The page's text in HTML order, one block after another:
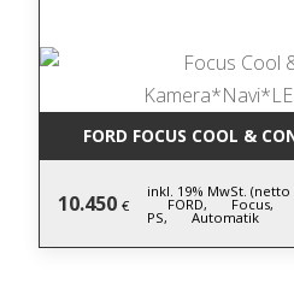
FORD FOCUS COOL &
10.450 €
inkl. 19% MwSt. (netto
FORD, Focus,
PS, Automatik